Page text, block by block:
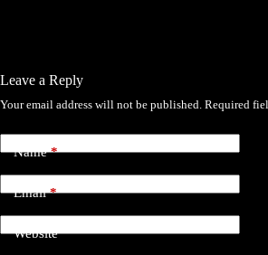
Leave a Reply
Your email address will not be published. Required
Name*
Email*
Website